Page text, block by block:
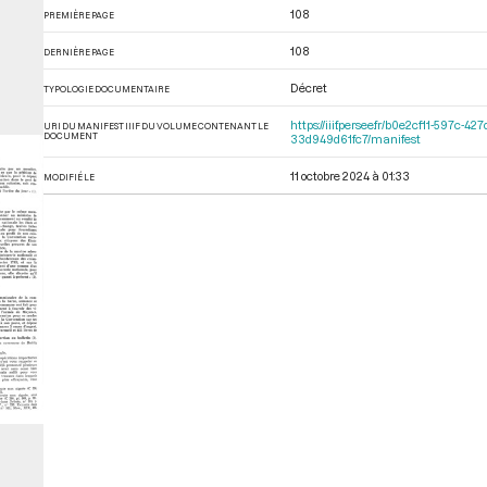
PREMIÈRE PAGE 108
DERNIÈRE PAGE 108
TYPOLOGIE DOCUMENTAIRE Décret
URI DU MANIFEST IIIF DU VOLUME CONTENANT LE
DOCUMENT
https://iiif.persee.fr/b0e2cf11-597c-
33d949d61fc7/manifest
MODIFIÉ LE 11 octobre 2024 à 01:33